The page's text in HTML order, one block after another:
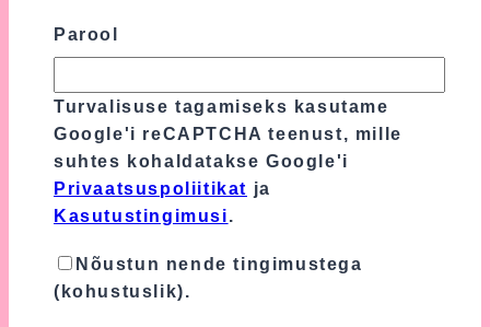
Mõõtmed
Arvustused
Tooteülevaateid veel ei ole.
Ole esimene, kes hindab toodet
Sinu e-postiaadressi ei avaldata.
Parool
Turvalisuse tagamiseks kasutame
Google'i reCAPTCHA teenust, mille
suhtes kohaldatakse Google'i
Privaatsuspoliitikat ja
Kasutustingimusi.
Nõustun nende tingimustega
(kohustuslik).